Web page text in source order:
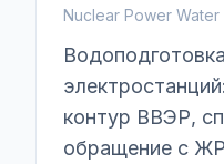
Nuclear Power Water
контур ВВЭР,
обращение с